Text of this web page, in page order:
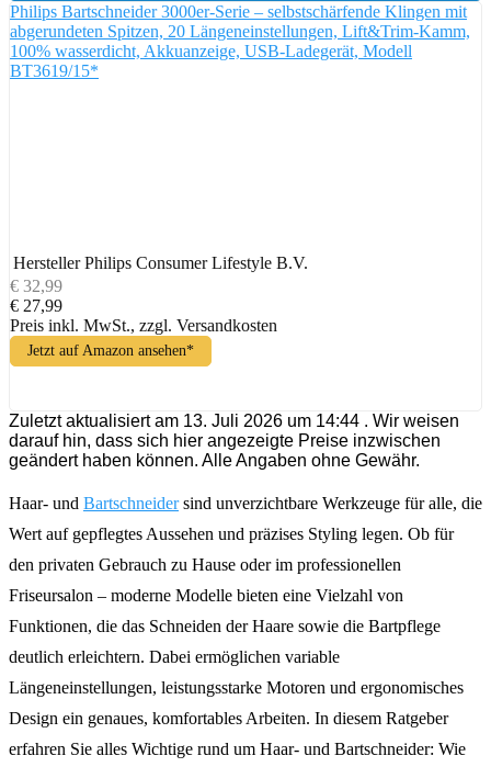
Philips Bartschneider 3000er-Serie – selbstschärfende Klingen mit
abgerundeten Spitzen, 20 Längeneinstellungen, Lift&Trim-Kamm,
100% wasserdicht, Akkuanzeige, USB-Ladegerät, Modell
BT3619/15*
Hersteller Philips Consumer Lifestyle B.V.
€ 32,99
€ 27,99
Preis inkl. MwSt., zzgl. Versandkosten
Jetzt auf Amazon ansehen*
Zuletzt aktualisiert am 13. Juli 2026 um 14:44 . Wir weisen
darauf hin, dass sich hier angezeigte Preise inzwischen
geändert haben können. Alle Angaben ohne Gewähr.
Haar- und Bartschneidersind unverzichtbare Werkzeuge für alle, die
Wert auf gepflegtes Aussehen und präzises Styling legen. Ob für
den privaten Gebrauch zu Hause oder im professionellen
Friseursalon – moderne Modelle bieten eine Vielzahl von
Funktionen, die das Schneiden der Haare sowie die Bartpflege
deutlich erleichtern. Dabei ermöglichen variable
Längeneinstellungen, leistungsstarke Motoren und ergonomisches
Design ein genaues, komfortables Arbeiten. In diesem Ratgeber
erfahren Sie alles Wichtige rund um Haar- und Bartschneider: Wie